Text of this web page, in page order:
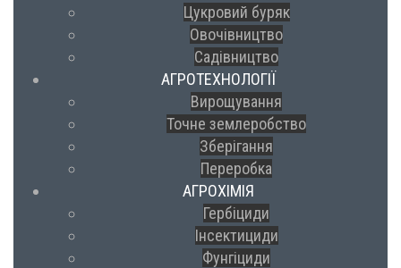
Цукровий буряк
Овочівництво
Садівництво
АГРОТЕХНОЛОГІЇ
Вирощування
Точне землеробство
Зберігання
Переробка
АГРОХІМІЯ
Гербіциди
Інсектициди
Фунгіциди